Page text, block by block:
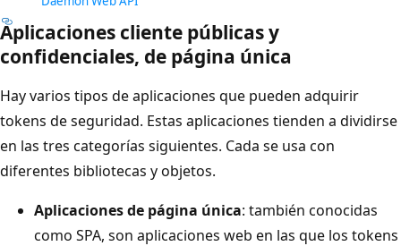
Aplicaciones cliente públicas y
confidenciales, de página única
Hay varios tipos de aplicaciones que pueden adquirir
tokens de seguridad. Estas aplicaciones tienden a dividirse
en las tres categorías siguientes. Cada se usa con
diferentes bibliotecas y objetos.
Aplicaciones de página única: también conocidas
como SPA, son aplicaciones web en las que los tokens